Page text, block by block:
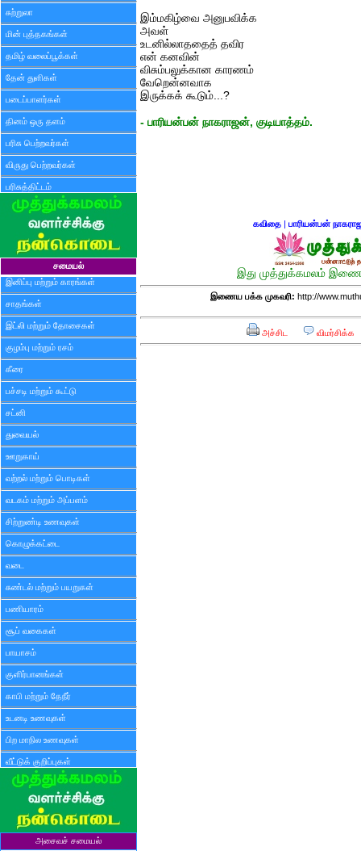
சுற்றுலா
மின் புத்தகங்கள்
தமிழ் வலைப்பூக்கள்
தேன் துளிகள்
படைப்பாளர்கள்
தினம் ஒரு தளம்
பரிசு பெற்றவர்கள்
விருது பெற்றவர்கள்
பரிசுத்திட்டம்
சமையல்
இனிப்பு மற்றும் காரங்கள்
சாதங்கள்
இட்லி மற்றும் தோசைகள்
குழம்பு மற்றும் ரசம்
கீரை
பச்சடி மற்றும் கூட்டு
சட்னி
துவையல்
ஊறுகாய்
வற்றல் மற்றும் பொடிகள்
வடகம் மற்றும் அப்பளம்
சிற்றுண்டி உணவுகள்
கொழுக்கட்டை
வடை
சுண்டல் மற்றும் பயறுகள்
பணியாரம்
சூப் வகைகள்
பாயாசம்
குளிர்பானங்கள்
காபி மற்றும் தேநீர்
உடனடி உணவுகள்
பிற மாநில உணவுகள்
வீட்டுக் குறிப்புகள்
அசைவச் சமையல்
இம்மகிழ்வை அனுபவிக்க
அவள்
உடனில்லாததைத் தவிர
என் கனவின்
விசும்பலுக்கான காரணம்
வேறென்னவாக
இருக்கக் கூடும்...?
- பாரியன்பன் நாகராஜன், குடியாத்தம்.
கவிதை| பாரியன்பன்
இது முத்துக்கமலம்
இணைய பக்க முகவரி: http://
அச்சிட விமர்சிக்க